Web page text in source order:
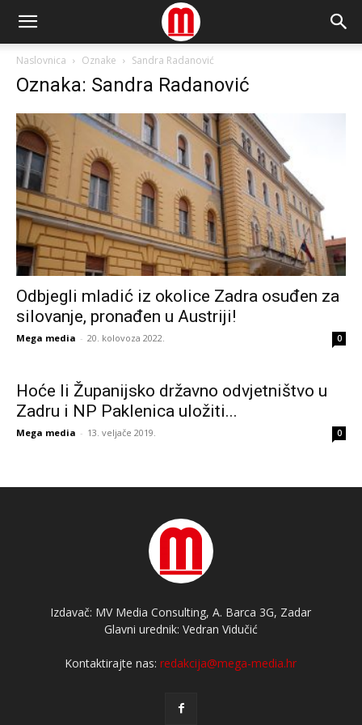
Naslovnica Oznake Sandra Radanović
Oznaka: Sandra Radanović
Odbjegli mladić iz okolice Zadra osuđen za
silovanje, pronađen u Austriji!
Mega media - 20. kolovoza 2022. 0
Hoće li Županijsko državno odvjetništvo u
Zadru i NP Paklenica uložiti...
Mega media - 13. veljače 2019. 0
Izdavač: MV Media Consulting, A. Barca 3G, Zadar
Glavni urednik: Vedran Vidučić
Kontaktirajte nas:redakcija@mega-media.hr